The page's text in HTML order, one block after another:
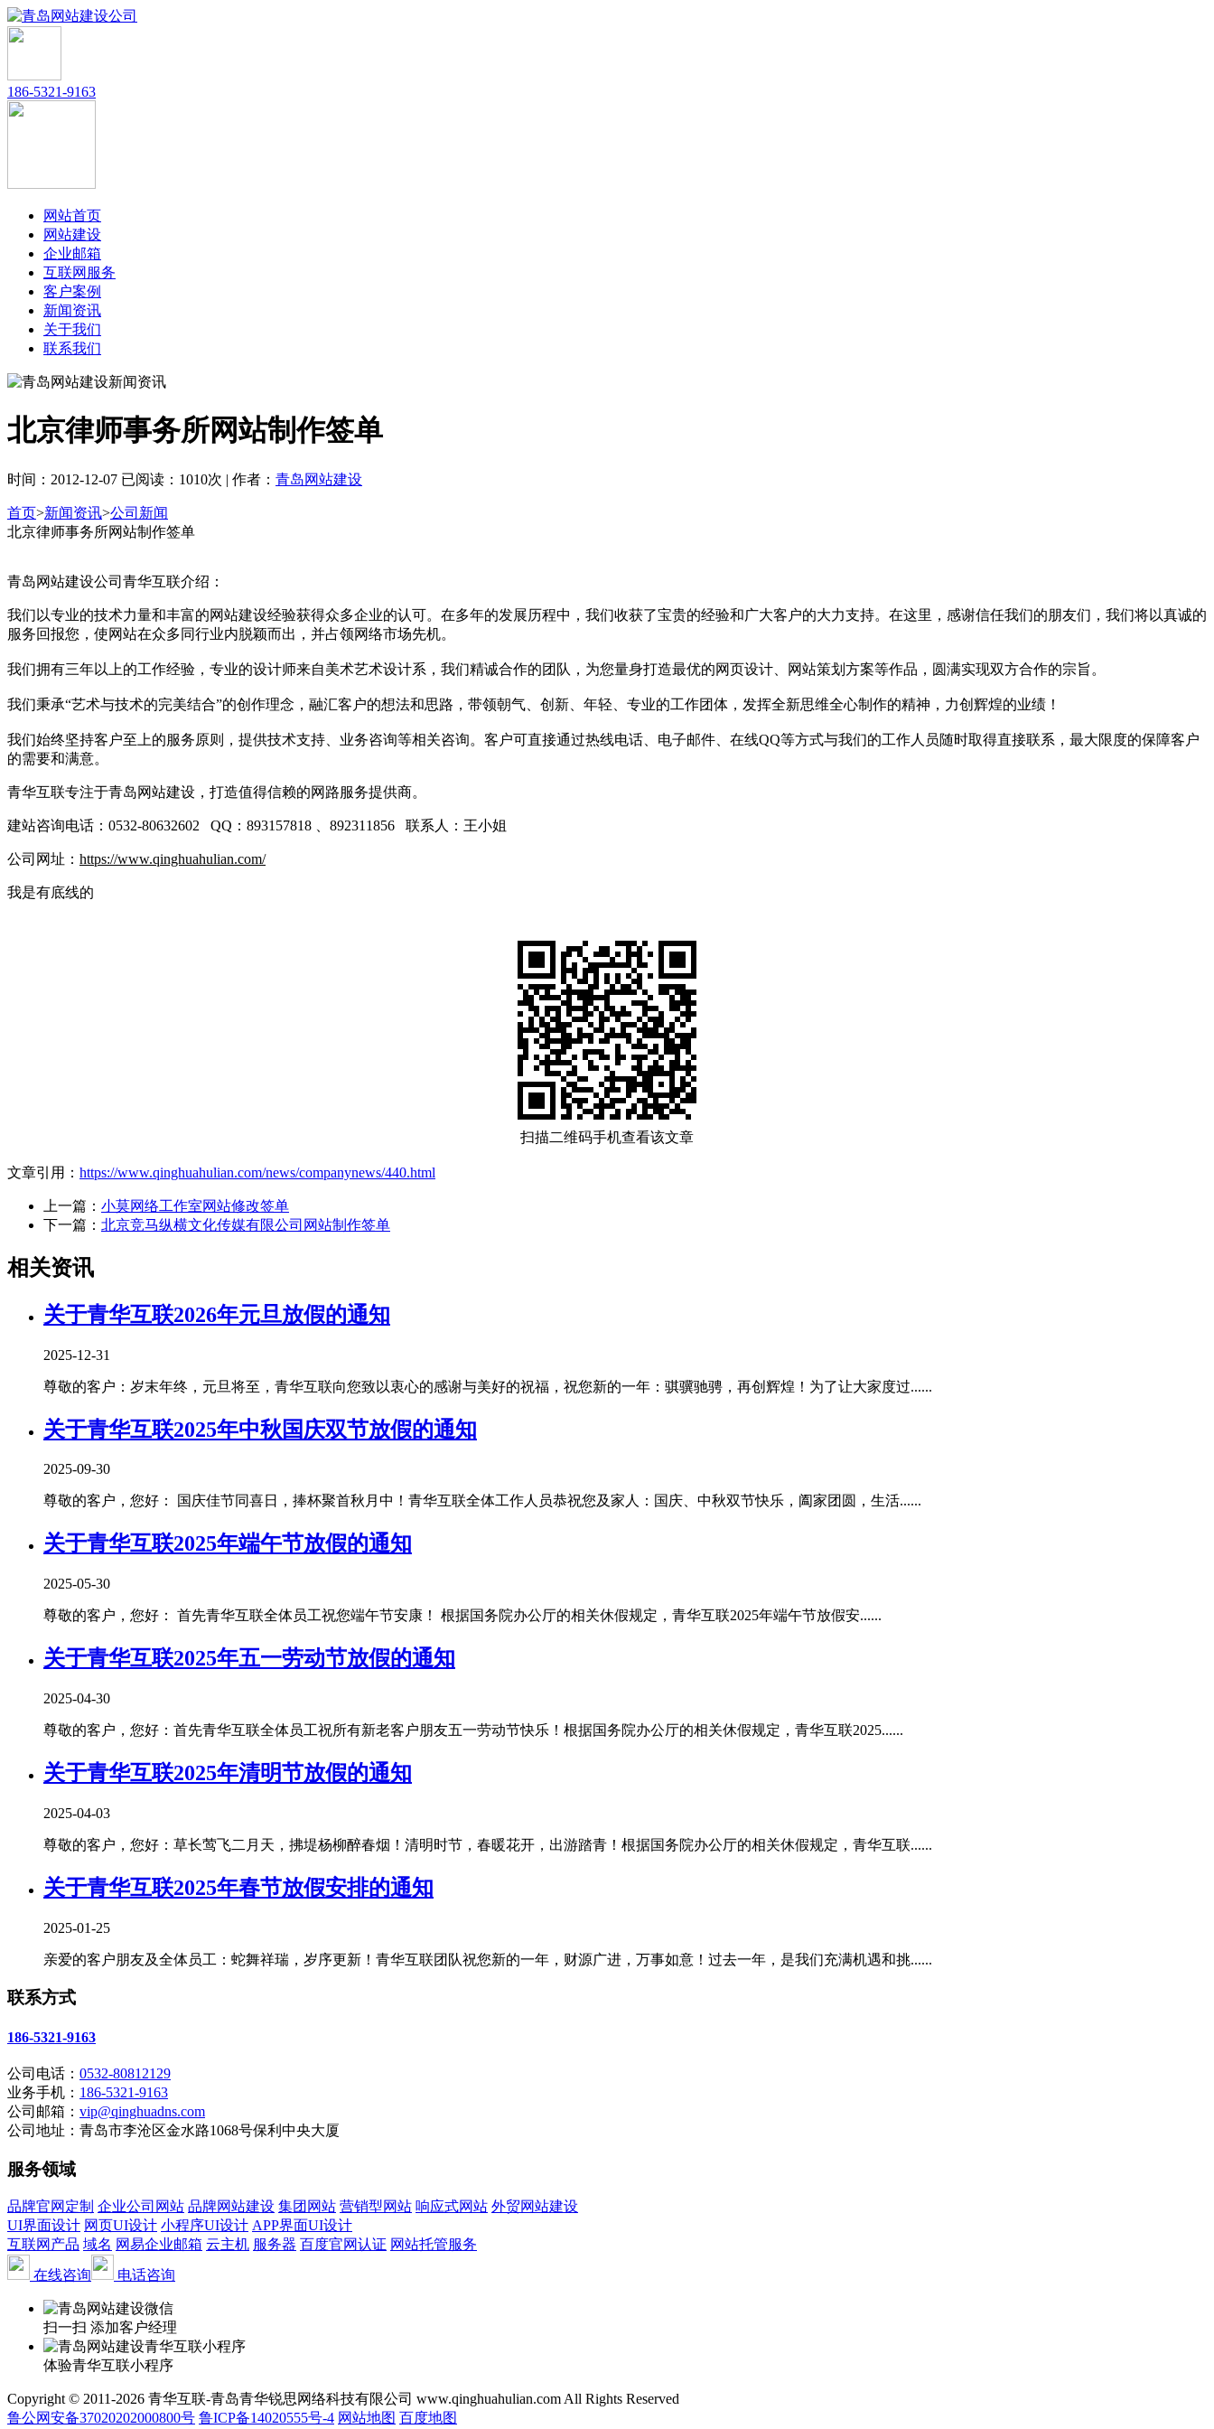
186-5321-9163
网站首页
网站建设
企业邮箱
互联网服务
客户案例
新闻资讯
关于我们
联系我们
北京律师事务所网站制作签单
时间：2012-12-07 已阅读：1010次 | 作者： 青岛网站建设
首页>新闻资讯>公司新闻
北京律师事务所网站制作签单
青岛网站建设公司青华互联介绍：
我们以专业的技术力量和丰富的网站建设经验获得众多企业的认可。在多年的发展历程中，我们收获了宝贵的经验和广大客户的大力支持。在这里，感谢信任我们的朋友们，我们将以真诚的
服务回报您，使网站在众多同行业内脱颖而出，并占领网络市场先机。
我们拥有三年以上的工作经验，专业的设计师来自美术艺术设计系，我们精诚合作的团队，为您量身打造最优的网页设计、网站策划方案等作品，圆满实现双方合作的宗旨。
我们秉承“艺术与技术的完美结合”的创作理念，融汇客户的想法和思路，带领朝气、创新、年轻、专业的工作团体，发挥全新思维全心制作的精神，力创辉煌的业绩！
我们始终坚持客户至上的服务原则，提供技术支持、业务咨询等相关咨询。客户可直接通过热线电话、电子邮件、在线QQ等方式与我们的工作人员随时取得直接联系，最大限度的保障客户
的需要和满意。
青华互联专注于青岛网站建设，打造值得信赖的网路服务提供商。
建站咨询电话：0532-80632602 QQ：893157818 、892311856 联系人：王小姐
公司网址： https://www.qinghuahulian.com/
我是有底线的
扫描二维码手机查看该文章
文章引用： https://www.qinghuahulian.com/news/companynews/440.html
上一篇： 小莫网络工作室网站修改签单
下一篇： 北京竞马纵横文化传媒有限公司网站制作签单
相关资讯
关于青华互联2026年元旦放假的通知
2025-12-31
尊敬的客户：岁末年终，元旦将至，青华互联向您致以衷心的感谢与美好的祝福，祝您新的一年：骐骥驰骋，再创辉煌！为了让大家度过......
关于青华互联2025年中秋国庆双节放假的通知
2025-09-30
尊敬的客户，您好： 国庆佳节同喜日，捧杯聚首秋月中！青华互联全体工作人员恭祝您及家人：国庆、中秋双节快乐，阖家团圆，生活......
关于青华互联2025年端午节放假的通知
2025-05-30
尊敬的客户，您好： 首先青华互联全体员工祝您端午节安康！ 根据国务院办公厅的相关休假规定，青华互联2025年端午节放假安......
关于青华互联2025年五一劳动节放假的通知
2025-04-30
尊敬的客户，您好：首先青华互联全体员工祝所有新老客户朋友五一劳动节快乐！根据国务院办公厅的相关休假规定，青华互联2025......
关于青华互联2025年清明节放假的通知
2025-04-03
尊敬的客户，您好：草长莺飞二月天，拂堤杨柳醉春烟！清明时节，春暖花开，出游踏青！根据国务院办公厅的相关休假规定，青华互联......
关于青华互联2025年春节放假安排的通知
2025-01-25
亲爱的客户朋友及全体员工：蛇舞祥瑞，岁序更新！青华互联团队祝您新的一年，财源广进，万事如意！过去一年，是我们充满机遇和挑......
联系方式
186-5321-9163
公司电话： 0532-80812129
业务手机： 186-5321-9163
公司邮箱： vip@qinghuadns.com
公司地址：青岛市李沧区金水路1068号保利中央大厦
服务领域
品牌官网定制 企业公司网站 品牌网站建设 集团网站 营销型网站 响应式网站 外贸网站建设
UI界面设计 网页UI设计 小程序UI设计 APP界面UI设计
互联网产品 域名 网易企业邮箱 云主机 服务器 百度官网认证 网站托管服务
在线咨询
电话咨询
扫一扫 添加客户经理
体验青华互联小程序
Copyright © 2011-2026 青华互联-青岛青华锐思网络科技有限公司 www.qinghuahulian.com All Rights Reserved
鲁公网安备37020202000800号 鲁ICP备14020555号-4 网站地图 百度地图